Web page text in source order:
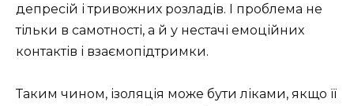
депресій і тривожних розладів. І проблема не
тільки в самотності, а й у нестачі емоційних
контактів і взаємопідтримки.
Таким чином, ізоляція може бути ліками, якщо її